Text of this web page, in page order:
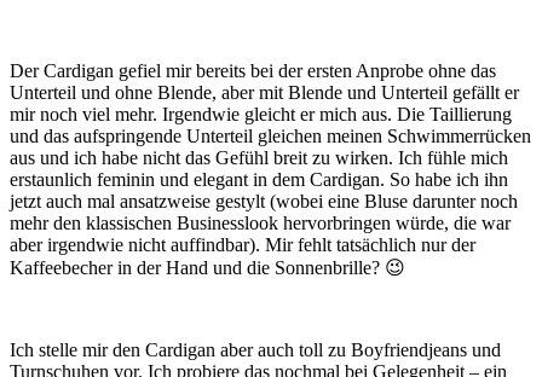
Der Cardigan gefiel mir bereits bei der ersten Anprobe ohne das
Unterteil und ohne Blende, aber mit Blende und Unterteil gefällt er
mir noch viel mehr. Irgendwie gleicht er mich aus. Die Taillierung
und das aufspringende Unterteil gleichen meinen Schwimmerrücken
aus und ich habe nicht das Gefühl breit zu wirken. Ich fühle mich
erstaunlich feminin und elegant in dem Cardigan. So habe ich ihn
jetzt auch mal ansatzweise gestylt (wobei eine Bluse darunter noch
mehr den klassischen Businesslook hervorbringen würde, die war
aber irgendwie nicht auffindbar). Mir fehlt tatsächlich nur der
Kaffeebecher in der Hand und die Sonnenbrille? 😉
Ich stelle mir den Cardigan aber auch toll zu Boyfriendjeans und
Turnschuhen vor. Ich probiere das nochmal bei Gelegenheit – ein